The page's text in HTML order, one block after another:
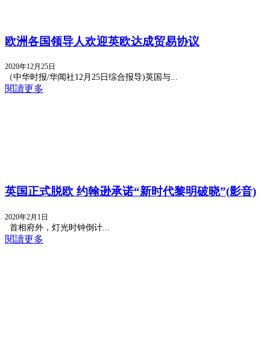
欧洲各国领导人欢迎英欧达成贸易协议
2020年12月25日
（中华时报/华闻社12月25日综合报导)英国与...
閱讀更多
英国正式脱欧 约翰逊承诺“新时代黎明破晓”(影音)
2020年2月1日
首相府外，灯光时钟倒计...
閱讀更多